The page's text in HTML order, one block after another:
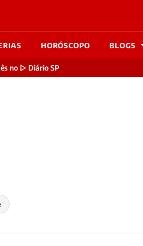
HORÓSCOPO BLOGS
no ▷ Diário SP